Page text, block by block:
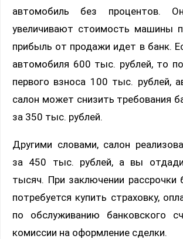
автомобиль без процентов.
увеличивают стоимость машины
прибыль от продажи идет в банк.
автомобиля 600 тыс. рублей, то
первого взноса 100 тыс. рублей,
салон может снизить требования
за 350 тыс. рублей.
Другими словами, салон
за 450 тыс. рублей, а вы
тысяч. При заключении рассрочки
потребуется купить страховку,
по обслуживанию банковского
комиссии на оформление сделки.